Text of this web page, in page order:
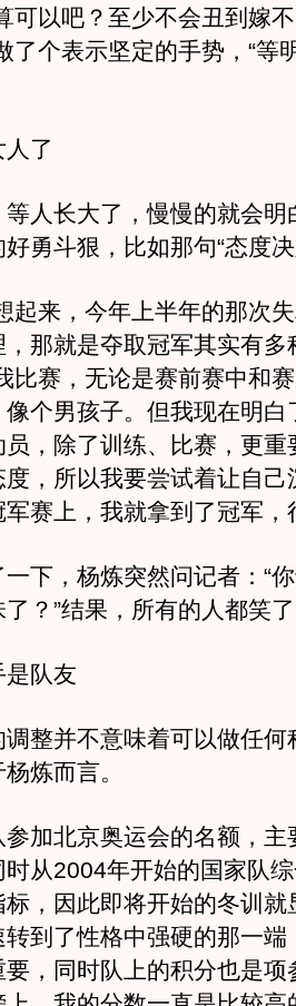
以吧？至少不会丑到嫁不
个表示坚定的手势，“等
了
长大了，慢慢的就会明
勇斗狠，比如那句“态度
来，今年上半年的那次失
那就是夺取冠军其实有多
比赛，无论是赛前赛中和
个男孩子。但我现在明白
，除了训练、比赛，更重
，所以我要尝试着让自己
赛上，我就拿到了冠军，
，杨炼突然问记者：“你
了？”结果，所有的人都
队友
并不意味着可以做任何
炼而言。
北京奥运会的名额，主
从2004年开始的国家队
，因此即将开始的冬训就
到了性格中强硬的那一端
，同时队上的积分也是项